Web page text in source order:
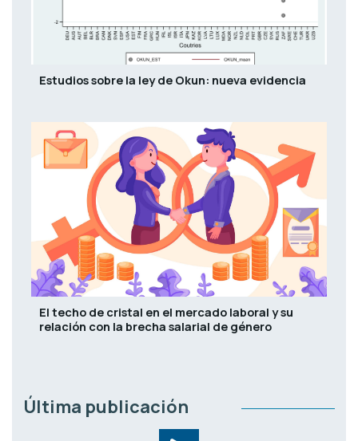
Estudios sobre la ley de Okun: nueva evidencia
El techo de cristal en el mercado laboral y su
relación con la brecha salarial de género
Última publicación